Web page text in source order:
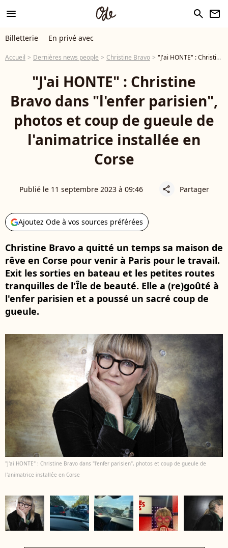
menu search newsletter
Billetterie En privé avec
Accueil Dernières news people Christine Bravo "J'ai HONTE" : Christine Bravo dans "l'enfer parisien", photos et coup de gueule de l'animatrice installée en Corse
"J'ai HONTE" : Christine
Bravo dans "l'enfer parisien",
photos et coup de gueule de
l'animatrice installée en
Corse
Publié le 11 septembre 2023 à 09:46 share Partager
Ajoutez Ode à vos sources préférées
Christine Bravo a quitté un temps sa maison de
rêve en Corse pour venir à Paris pour le travail.
Exit les sorties en bateau et les petites routes
tranquilles de l'Île de beauté. Elle a (re)goûté à
l'enfer parisien et a poussé un sacré coup de
gueule.
"J'ai HONTE" : Christine Bravo dans "l'enfer parisien", photos et coup de gueule de
l'animatrice installée en Corse